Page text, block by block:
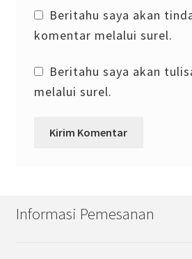
Beritahu saya akan
komentar melalui surel.
Beritahu saya akan
melalui surel.
Informasi Pemesanan